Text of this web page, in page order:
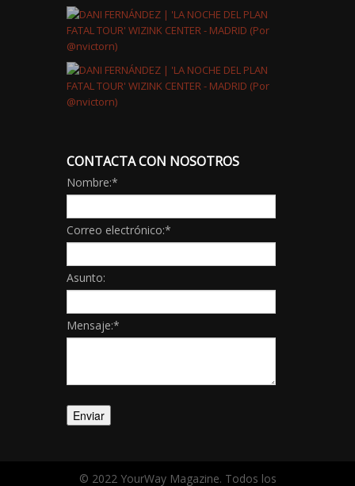
CONTACTA CON NOSOTROS
Nombre:*
Correo electrónico:*
Asunto:
Mensaje:*
© 2022 YourWay Magazine. Todos los